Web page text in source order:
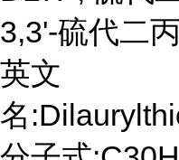
3,3'-硫代二
英文
名